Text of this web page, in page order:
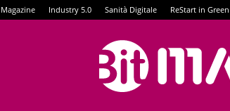
Industry 5.0 Sanità Digitale ReStart in Green